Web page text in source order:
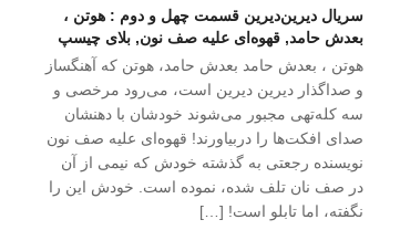
سریال دیرین‌دیرین قسمت چهل و دوم : هوتن ،
بعدش حامد, قهوه‌ای علیه صف نون, بلای چیسپ
هوتن ، بعدش حامد بعدش حامد، هوتن که آهنگساز
و صداگذار دیرین‌ دیرین است، می‌رود مرخصی و
سه کله‌تهی مجبور می‌شوند خودشان با دهنشان
صدای افکت‌ها را دربیاورند! قهوه‌ای علیه صف نون
نویسنده رجعتی به گذشته‌ خودش که نیمی از آن
در صف نان تلف شده، نموده است. خودش این را
نگفته، اما تابلو است! […]